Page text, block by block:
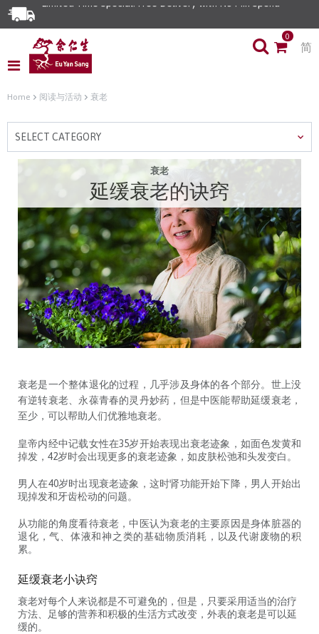
0
简
Home 阅读与活动 衰老
SELECT CATEGORY
衰老
延缓衰老的诀窍
衰老是一个整体退化的过程，几乎涉及身体的各个部分。世上没
有逆转衰老、永葆青春的灵丹妙药，但是中医能帮助延缓衰老，
至少，可以帮助人们优雅地衰老。
皇帝内经中记载女性在35岁开始表现出衰老迹象，如面色发黄和
掉发，42岁时会出现更多的衰老迹象，如皮肤松弛和头发变白。
男人在40岁时出现衰老迹象，这时肾功能开始下降，男人开始出
现掉发和牙齿松动的问题。
从功能的角度看待衰老，中医认为衰老的主要原因是身体脏器的
退化，气、体液和神之类的基础物质消耗，以及代谢废物的积
累。
延缓衰老小诀窍
衰老对每个人来说都是不可避免的，但是，只要采用适当的治疗
方法、足够的营养和积极的生活方式改变，外表的衰老是可以延
缓的。